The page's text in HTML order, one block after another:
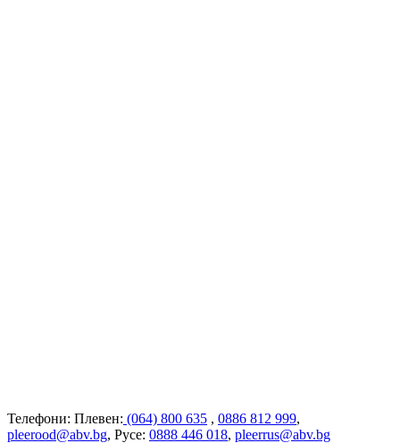
Телефони: Плевен: (064) 800 635 , 0886 812 999,
pleerood@abv.bg, Русе: 0888 446 018, pleerrus@abv.bg